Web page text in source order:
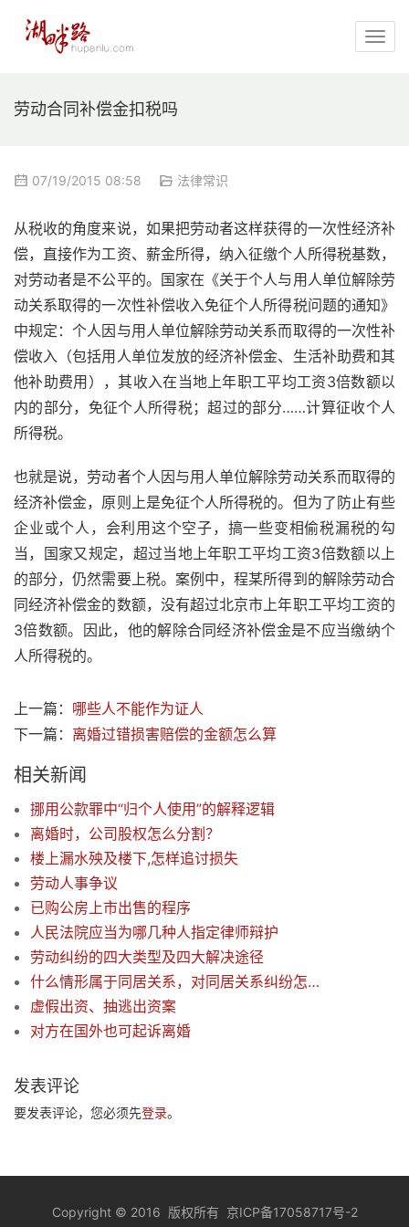
劳动合同补偿金扣税吗
07/19/2015 08:58 法律常识
从税收的角度来说，如果把劳动者这样获得的一次性经济补
偿，直接作为工资、薪金所得，纳入征缴个人所得税基数，
对劳动者是不公平的。国家在《关于个人与用人单位解除劳
动关系取得的一次性补偿收入免征个人所得税问题的通知》
中规定：个人因与用人单位解除劳动关系而取得的一次性补
偿收入（包括用人单位发放的经济补偿金、生活补助费和其
他补助费用），其收入在当地上年职工平均工资3倍数额以
内的部分，免征个人所得税；超过的部分……计算征收个人
所得税。
也就是说，劳动者个人因与用人单位解除劳动关系而取得的
经济补偿金，原则上是免征个人所得税的。但为了防止有些
企业或个人，会利用这个空子，搞一些变相偷税漏税的勾
当，国家又规定，超过当地上年职工平均工资3倍数额以上
的部分，仍然需要上税。案例中，程某所得到的解除劳动合
同经济补偿金的数额，没有超过北京市上年职工平均工资的
3倍数额。因此，他的解除合同经济补偿金是不应当缴纳个
人所得税的。
上一篇： 哪些人不能作为证人
下一篇： 离婚过错损害赔偿的金额怎么算
相关新闻
挪用公款罪中“归个人使用”的解释逻辑
离婚时，公司股权怎么分割？
楼上漏水殃及楼下,怎样追讨损失
劳动人事争议
已购公房上市出售的程序
人民法院应当为哪几种人指定律师辩护
劳动纠纷的四大类型及四大解决途径
什么情形属于同居关系，对同居关系纠纷怎么处理？
虚假出资、抽逃出资案
对方在国外也可起诉离婚
发表评论
要发表评论，您必须先登录。
Copyright © 2016 版权所有 京ICP备17058717号-2